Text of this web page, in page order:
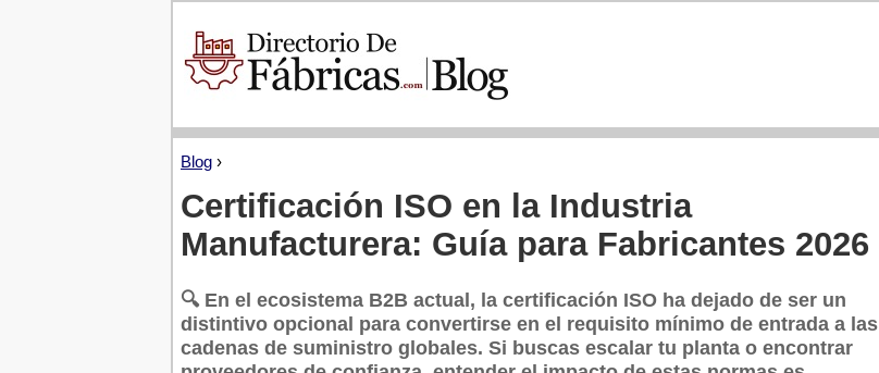
Blog ›
Certificación ISO en la Industria
Manufacturera: Guía para Fabricantes 2026
🔍 En el ecosistema B2B actual, la certificación ISO ha dejado de ser un
distintivo opcional para convertirse en el requisito mínimo de entrada a las
cadenas de suministro globales. Si buscas escalar tu planta o encontrar